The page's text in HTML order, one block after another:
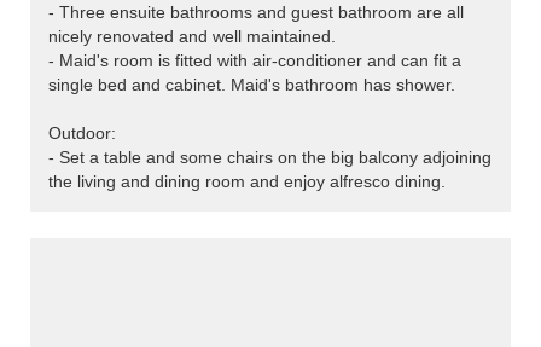
- Three ensuite bathrooms and guest bathroom are all
nicely renovated and well maintained.
- Maid's room is fitted with air-conditioner and can fit a
single bed and cabinet. Maid's bathroom has shower.
Outdoor:
- Set a table and some chairs on the big balcony adjoining
the living and dining room and enjoy alfresco dining.